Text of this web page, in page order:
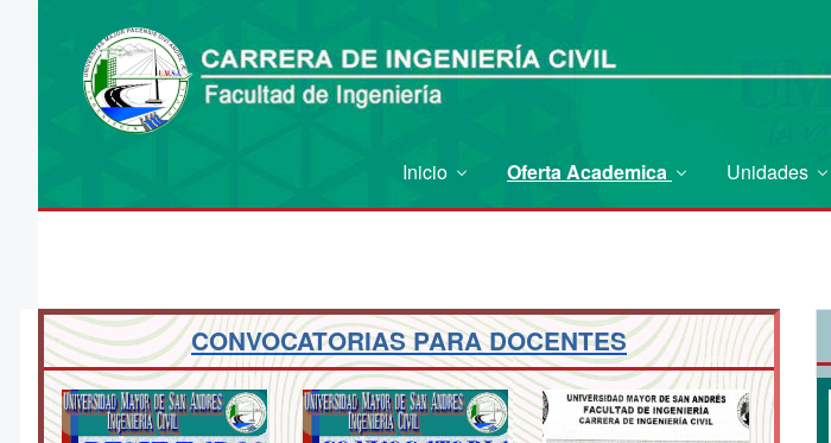
Inicio Oferta Academica Unidades
CONVOCATORIAS PARA DOCENTES